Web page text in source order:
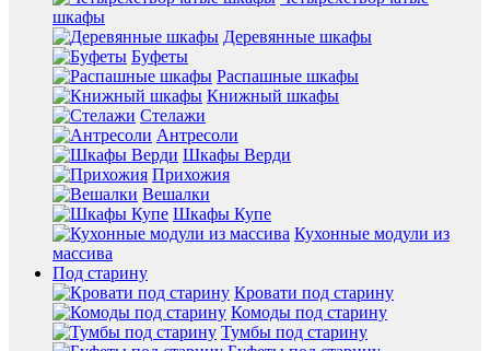
шкафы
Деревянные шкафы
Буфеты
Распашные шкафы
Книжный шкафы
Стелажи
Антресоли
Шкафы Верди
Прихожия
Вешалки
Шкафы Купе
Кухонные модули из
массива
Под старину
Кровати под старину
Комоды под старину
Тумбы под старину